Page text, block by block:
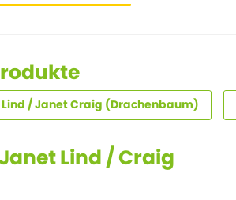
/ Janet Craig (Drachenbaum)
Lind / Craig